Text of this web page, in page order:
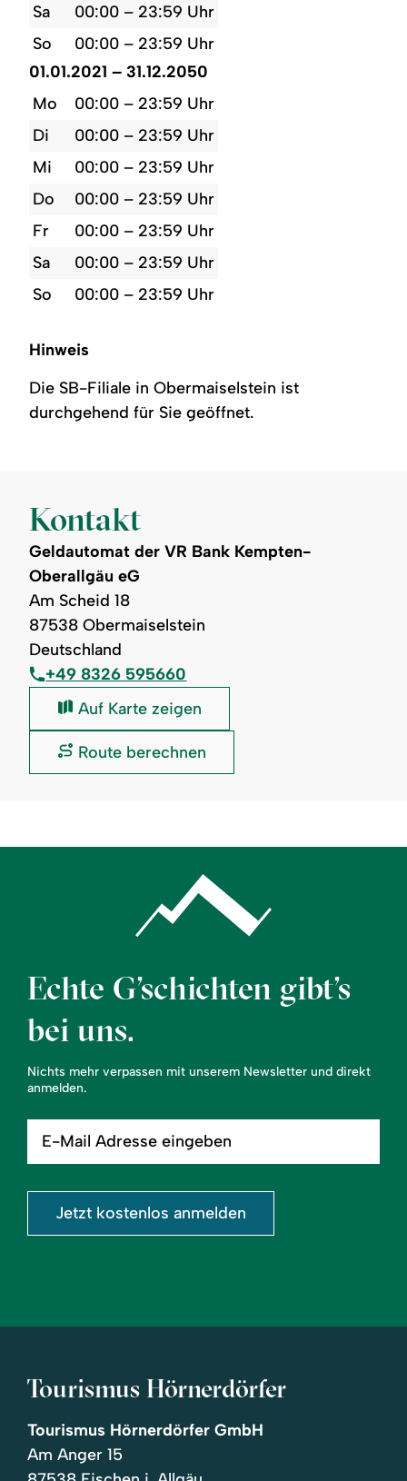
Sa
00:00 – 23:59 Uhr
So
00:00 – 23:59 Uhr
01.01.2021 – 31.12.2050
Mo
00:00 – 23:59 Uhr
Di
00:00 – 23:59 Uhr
Mi
00:00 – 23:59 Uhr
Do
00:00 – 23:59 Uhr
Fr
00:00 – 23:59 Uhr
Sa
00:00 – 23:59 Uhr
So
00:00 – 23:59 Uhr
Hinweis
Die SB-Filiale in Obermaiselstein ist
durchgehend für Sie geöffnet.
Kontakt
Geldautomat der VR Bank Kempten-
Oberallgäu eG
Am Scheid 18
87538 Obermaiselstein
Deutschland
+49 8326 595660
Geldautomat
Bank
Kempten-
Auf Karte zeigen
Geldautomat
eG:
Route berechnen
Echte G’schichten gibt’s
bei uns.
Nichts mehr verpassen mit unserem Newsletter und direkt
anmelden.
Mail
eingeben
Jetzt kostenlos anmelden
Tourismus Hörnerdörfer
Tourismus Hörnerdörfer GmbH
Am Anger 15